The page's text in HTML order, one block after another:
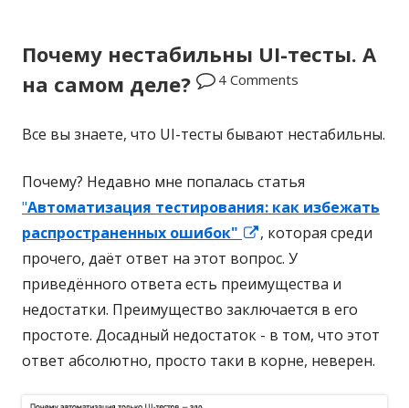
л
и
в
а
о
Почему нестабильны UI-тесты. А
на самом деле?
4 Comments
Все вы знаете, что UI-тесты бывают нестабильны.
Почему? Недавно мне попалась статья
"Автоматизация тестирования: как избежать
распространенных ошибок"
О
т
к
р
ы
в
, которая среди
прочего, даёт ответ на этот вопрос. У
приведённого ответа есть преимущества и
недостатки. Преимущество заключается в его
простоте. Досадный недостаток - в том, что этот
ответ абсолютно, просто таки в корне, неверен.